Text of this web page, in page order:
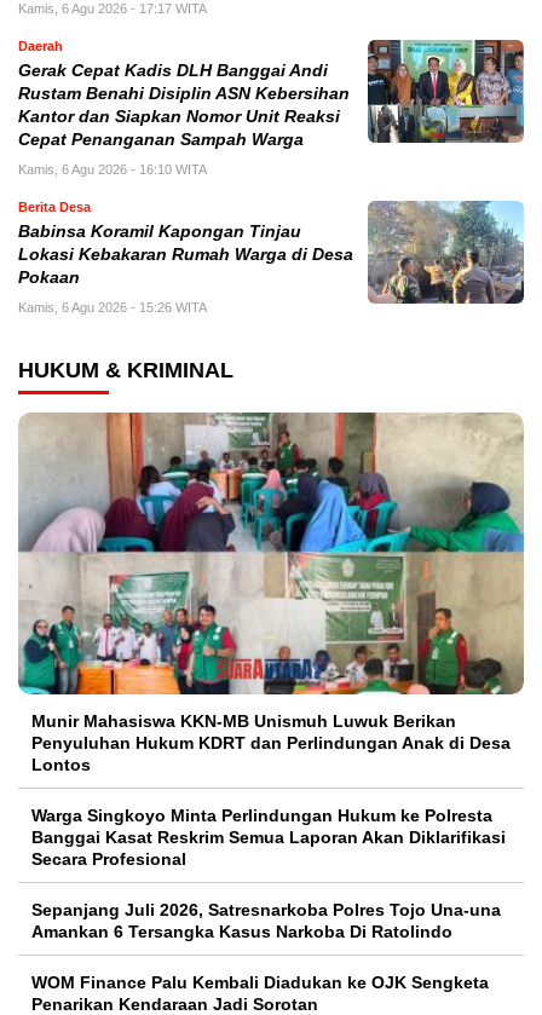
Kamis, 6 Agu 2026 - 17:17 WITA
Daerah
Gerak Cepat Kadis DLH Banggai Andi
Rustam Benahi Disiplin ASN Kebersihan
Kantor dan Siapkan Nomor Unit Reaksi
Cepat Penanganan Sampah Warga
Kamis, 6 Agu 2026 - 16:10 WITA
Berita Desa
Babinsa Koramil Kapongan Tinjau
Lokasi Kebakaran Rumah Warga di Desa
Pokaan
Kamis, 6 Agu 2026 - 15:26 WITA
HUKUM & KRIMINAL
Munir Mahasiswa KKN-MB Unismuh Luwuk Berikan
Penyuluhan Hukum KDRT dan Perlindungan Anak di Desa
Lontos
Warga Singkoyo Minta Perlindungan Hukum ke Polresta
Banggai Kasat Reskrim Semua Laporan Akan Diklarifikasi
Secara Profesional
Sepanjang Juli 2026, Satresnarkoba Polres Tojo Una-una
Amankan 6 Tersangka Kasus Narkoba Di Ratolindo
WOM Finance Palu Kembali Diadukan ke OJK Sengketa
Penarikan Kendaraan Jadi Sorotan